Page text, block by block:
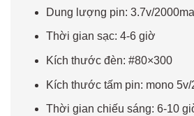
Dung lượng pin: 3.7v/
Thời gian sạc: 4-6 giờ
Kích thước đèn: #80×300
Kích thước tấm pin: mono 5v/
Thời gian chiếu sáng: 6-10